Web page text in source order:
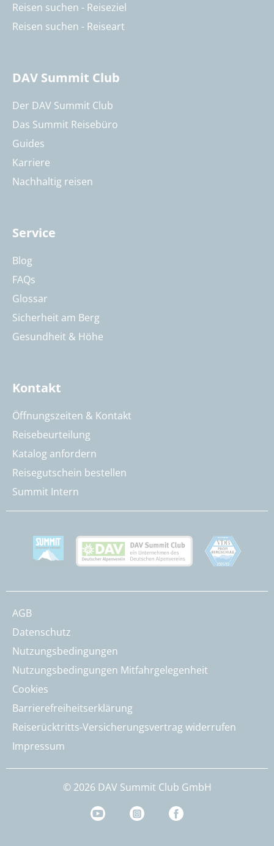
Reisen suchen - Reiseziel
Reisen suchen - Reiseart
DAV Summit Club
Der DAV Summit Club
Das Summit Reisebüro
Guides
Karriere
Nachhaltig reisen
Service
Blog
FAQs
Glossar
Sicherheit am Berg
Gesundheit & Höhe
Kontakt
Öffnungszeiten & Kontakt
Reisebeurteilung
Katalog anfordern
Reisegutschein bestellen
Summit Intern
AGB
Datenschutz
Nutzungsbedingungen
Nutzungsbedingungen Mitfahrgelegenheit
Cookies
Barrierefreiheitserklärung
Reiserücktritts-Versicherungsvertrag widerrufen
Impressum
© 2026 DAV Summit Club GmbH